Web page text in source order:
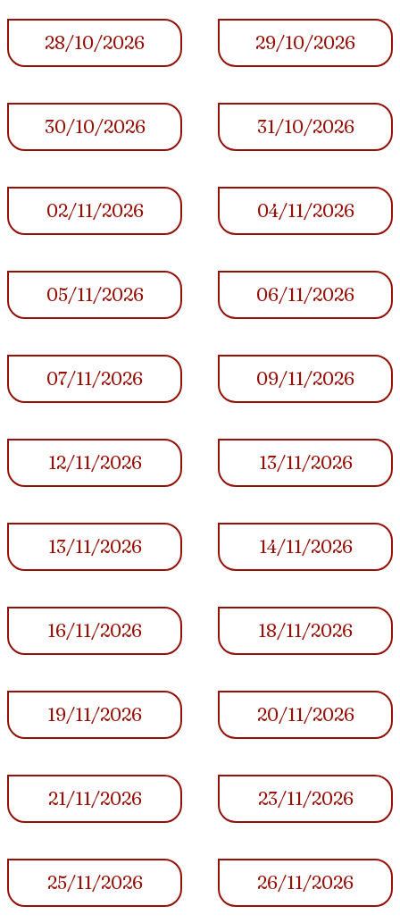
28/10/2026 29/10/2026
30/10/2026 31/10/2026
02/11/2026 04/11/2026
05/11/2026 06/11/2026
07/11/2026 09/11/2026
12/11/2026 13/11/2026
13/11/2026 14/11/2026
16/11/2026 18/11/2026
19/11/2026 20/11/2026
21/11/2026 23/11/2026
25/11/2026 26/11/2026